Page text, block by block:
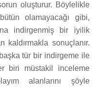
oluşturur. Böylelikle
olamayacağı gibi,
indirgenmiş bir iyilik
sonuçlanır.
tür bir indirgeme ile
biri müstakil inceleme
alanlarını şöyle